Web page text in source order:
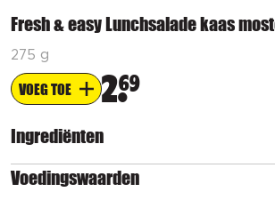
Fresh & easy Lunchsalade kaas
275 g
VOEG TOE 269
Ingrediënten
Voedingswaarden